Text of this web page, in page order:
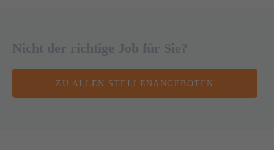
ZU ALLEN STELLENANGEBOTEN